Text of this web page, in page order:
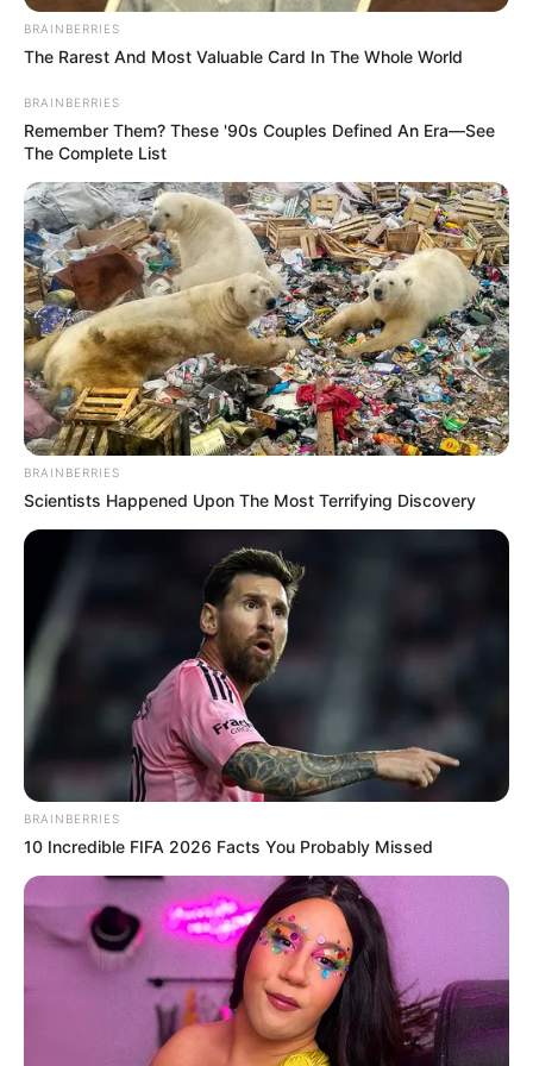
dondecinco personas extranjerasfueron sorprendidas
mientrasmanipulaban una alcantarillapara extraer
cables de fibra óptica de una estructura subterránea.
El operativo fue posible gracias a unaalerta de la central
de radio, que reportó comportamientos sospechosos en
la zona. Cuando la patrulla del cuadrante llegó al lugar,
encontró a los involucrados con el cableado en plena vía
pública.
Lea también:UAESP gastó millones en un esquema de
aseo que no sirve, según concejal
Recuperaron casi 400 metros de
fibra óptica robada
Durante el procedimiento, la Policía logró recuperar
metros de cable encauchetado
millones de pesos . Este tipo de cableado pertenece a
empresas de telecomunicaciones y es vital para mantener
conectados a los barrios.
Los capturados quedarona disposición de la Fiscalía
General de la Nación
calificado y agravado.
Le puede interesar:Metro tendría nuevas estaciones en el
norte de Bogotá: ya estarían definidas
En 2025 ya van más de 20 mil
BRAINBERRIES
The Rarest And Most Valuable Card In The Whole World
BRAINBERRIES
Remember Them? These '90s Couples Defined An Era—See
The Complete List
BRAINBERRIES
Scientists Happened Upon The Most Terrifying Discovery
BRAINBERRIES
10 Incredible FIFA 2026 Facts You Probably Missed